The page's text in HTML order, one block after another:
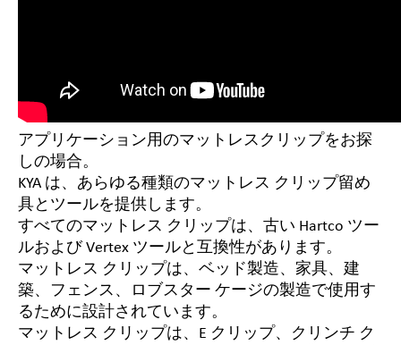
アプリケーション用のマットレスクリップをお探
しの場合。
KYA は、あらゆる種類のマットレス クリップ留め
具とツールを提供します。
すべてのマットレス クリップは、古い Hartco ツー
ルおよび Vertex ツールと互換性があります。
マットレス クリップは、ベッド製造、家具、建
築、フェンス、ロブスター ケージの製造で使用す
るために設計されています。
マットレス クリップは、E クリップ、クリンチ ク